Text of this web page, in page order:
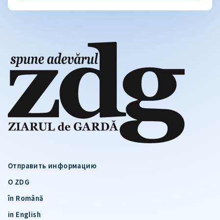
Отправить информацию
О ZDG
în Română
in English